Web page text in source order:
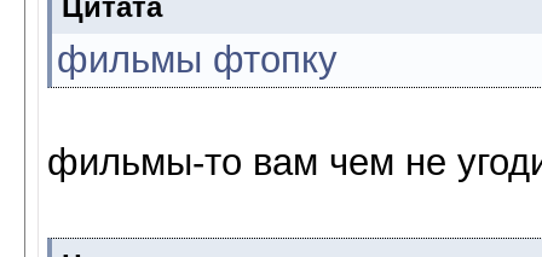
Цитата
фильмы фтопку
фильмы-то вам чем не